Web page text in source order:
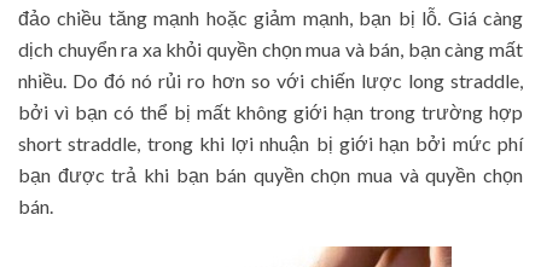
đảo chiều tăng mạnh hoặc giảm mạnh, bạn bị lỗ. Giá càng
dịch chuyển ra xa khỏi quyền chọn mua và bán, bạn càng mất
nhiều. Do đó nó rủi ro hơn so với chiến lược long straddle,
bởi vì bạn có thể bị mất không giới hạn trong trường hợp
short straddle, trong khi lợi nhuận bị giới hạn bởi mức phí
bạn được trả khi bạn bán quyền chọn mua và quyền chọn
bán.